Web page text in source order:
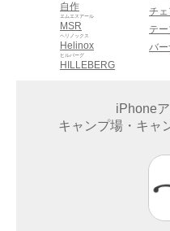
自作
MSR
エムエスアール
Helinox
ヘリノックス
HILLEBERG
ヒルバーグ
チェ
テ
バー
iPhone
キャンプ場・キャ